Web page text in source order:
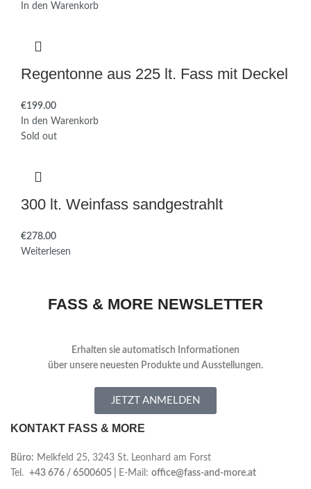
In den Warenkorb
Regentonne aus 225 lt. Fass mit Deckel
€
In den Warenkorb
Sold out
300 lt. Weinfass sandgestrahlt
€
Weiterlesen
FASS & MORE NEWSLETTER
Erhalten sie automatisch Informationen
über unsere neuesten Produkte und Ausstellungen.
JETZT ANMELDEN
KONTAKT FASS & MORE
Büro: Melkfeld 25, 3243 St. Leonhard am Forst
Tel. +43 676 / 6500605 | E-Mail: office@fass-and-more.at